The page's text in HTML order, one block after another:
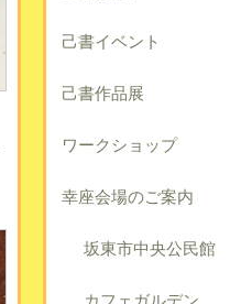
己書イベント
己書作品展
ワークショップ
幸座会場のご案内
坂東市中央公民館
カフェガルデン